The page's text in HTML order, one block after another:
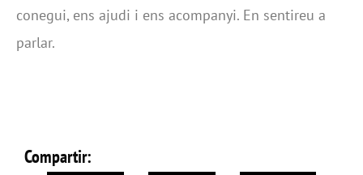
conegui, ens ajudi i ens acompanyi. En sentireu a
parlar.
Compartir: